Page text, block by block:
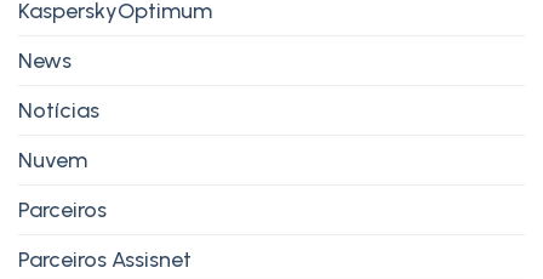
KasperskyOptimum
News
Notícias
Nuvem
Parceiros
Parceiros Assisnet